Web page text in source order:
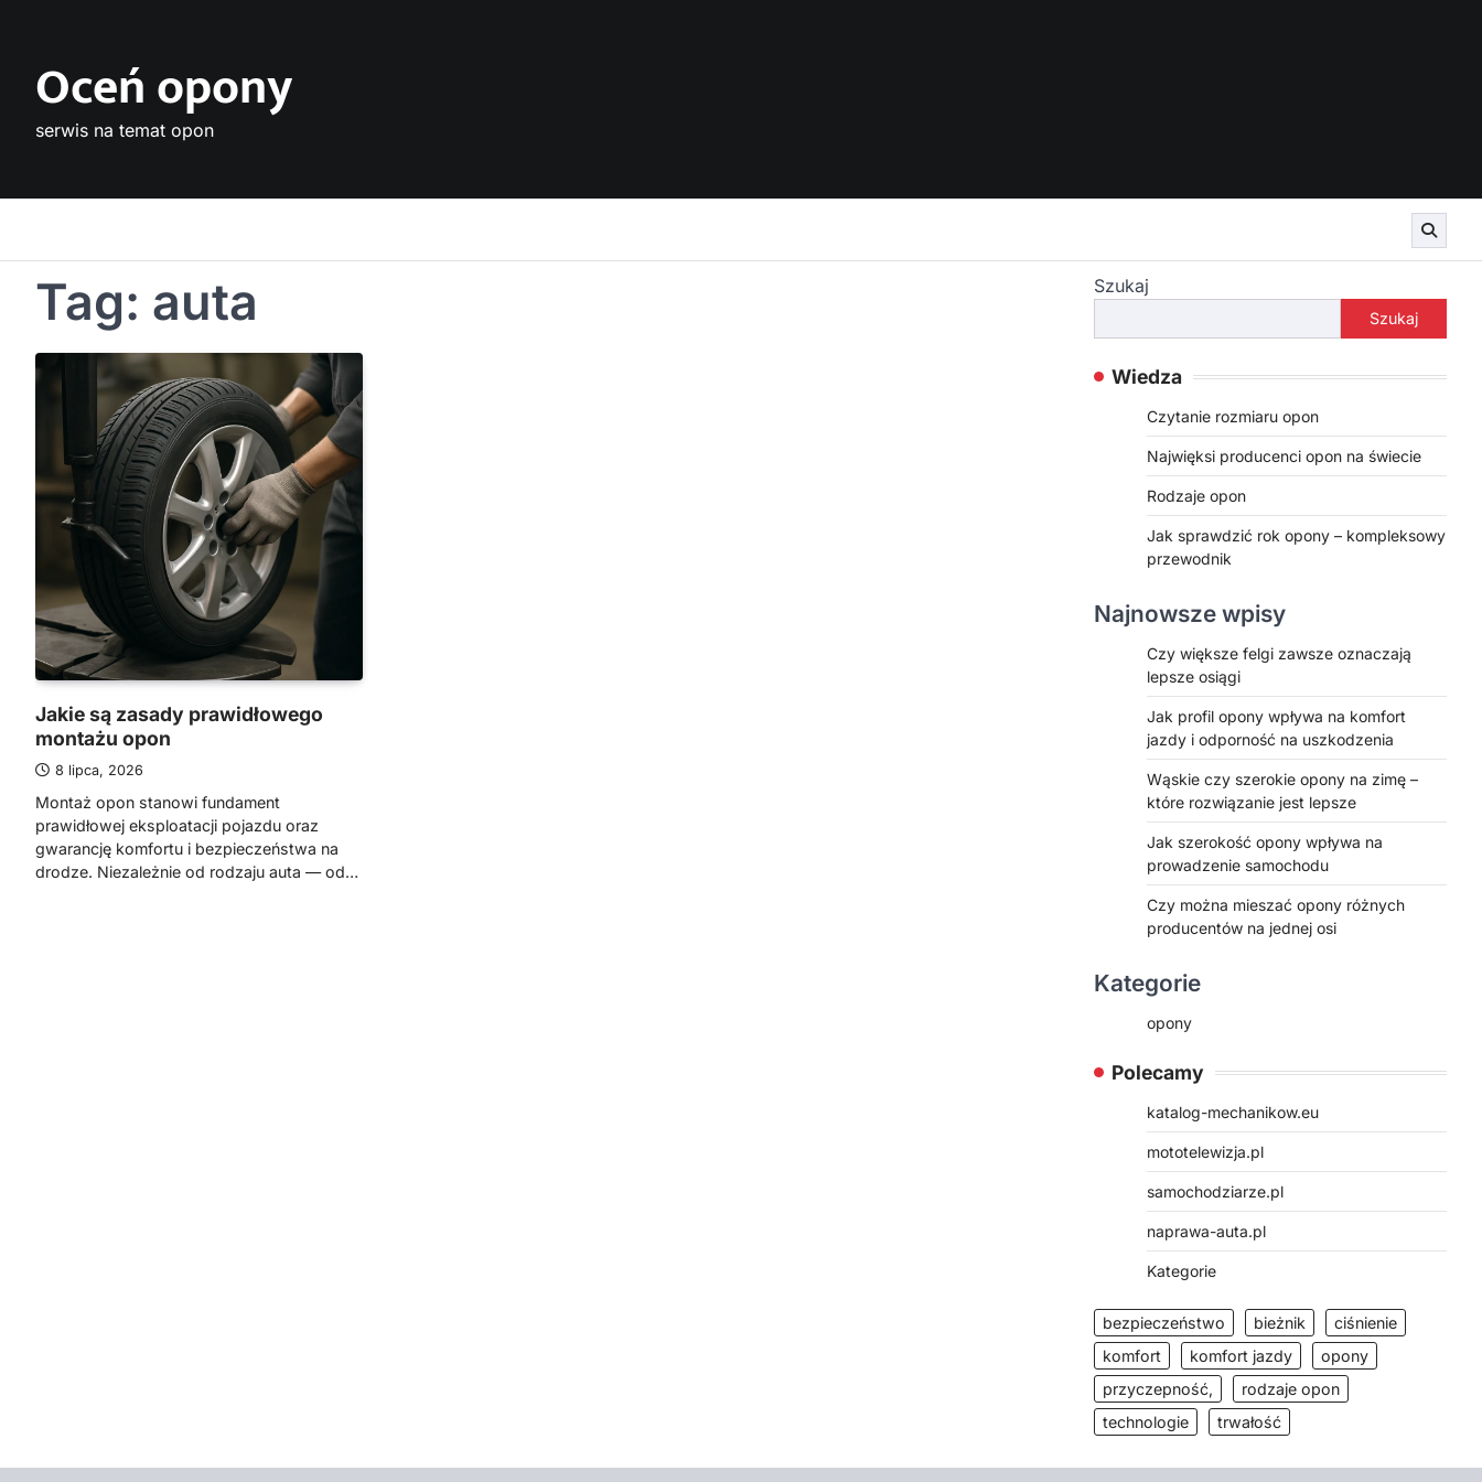
contentOceń opony
serwis na temat opon
Tag: auta
Jakie są zasady prawidłowego
montażu opon
8 lipca, 2026
Montaż opon stanowi fundament
prawidłowej eksploatacji pojazdu oraz
gwarancję komfortu i bezpieczeństwa na
drodze. Niezależnie od rodzaju auta — od…
Szukaj
Szukaj
Wiedza
Czytanie rozmiaru opon
Najwięksi producenci opon na świecie
Rodzaje opon
Jak sprawdzić rok opony – kompleksowy
przewodnik
Najnowsze wpisy
Czy większe felgi zawsze oznaczają
lepsze osiągi
Jak profil opony wpływa na komfort
jazdy i odporność na uszkodzenia
Wąskie czy szerokie opony na zimę –
które rozwiązanie jest lepsze
Jak szerokość opony wpływa na
prowadzenie samochodu
Czy można mieszać opony różnych
producentów na jednej osi
Kategorie
opony
Polecamy
katalog-mechanikow.eu
mototelewizja.pl
samochodziarze.pl
naprawa-auta.pl
Kategorie
bezpieczeństwo bieżnik
ciśnienie
komfort
komfort jazdy
opony
przyczepność,
rodzaje opon
technologie
trwałość